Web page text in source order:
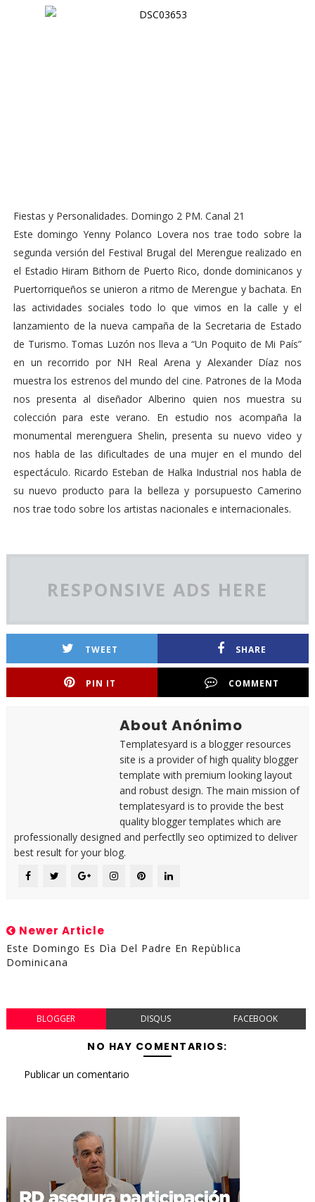
Fiestas y Personalidades. Domingo 2 PM. Canal 21
Este domingo Yenny Polanco Lovera nos trae todo sobre la
segunda versión del Festival Brugal del Merengue realizado en
el Estadio Hiram Bithorn de Puerto Rico, donde dominicanos y
Puertorriqueños se unieron a ritmo de Merengue y bachata. En
las actividades sociales todo lo que vimos en la calle y el
lanzamiento de la nueva campaña de la Secretaria de Estado
de Turismo. Tomas Luzón nos lleva a “Un Poquito de Mi País”
en un recorrido por NH Real Arena y Alexander Díaz nos
muestra los estrenos del mundo del cine. Patrones de la Moda
nos presenta al diseñador Alberino quien nos muestra su
colección para este verano. En estudio nos acompaña la
monumental merenguera Shelin, presenta su nuevo video y
nos habla de las dificultades de una mujer en el mundo del
espectáculo. Ricardo Esteban de Halka Industrial nos habla de
su nuevo producto para la belleza y porsupuesto Camerino
nos trae todo sobre los artistas nacionales e internacionales.
RESPONSIVE ADS HERE
TWEET SHARE
PIN IT COMMENT
About Anónimo
Templatesyard is a blogger resources
site is a provider of high quality blogger
template with premium looking layout
and robust design. The main mission of
templatesyard is to provide the best
quality blogger templates which are
professionally designed and perfectlly seo optimized to deliver
best result for your blog.
Newer Article
Este Domingo Es Dìa Del Padre En Repùblica
Dominicana
BLOGGER DISQUS FACEBOOK
NO HAY COMENTARIOS:
Publicar un comentario